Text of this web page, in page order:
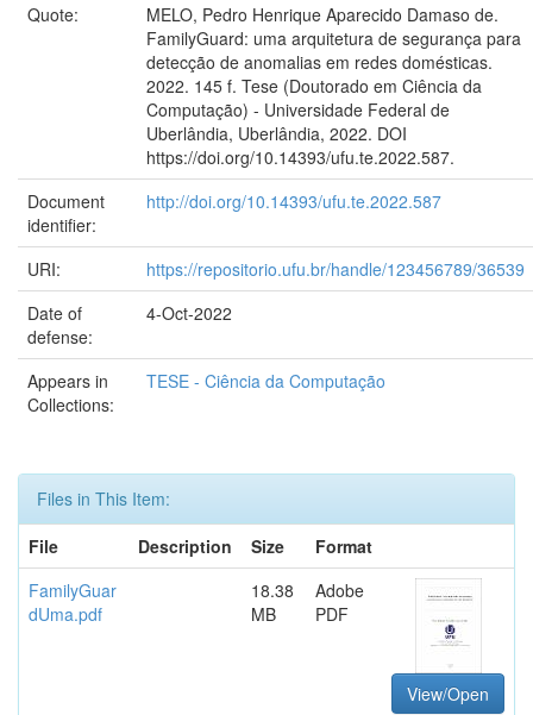
Quote:
MELO, Pedro Henrique Aparecido Damaso de.
FamilyGuard: uma arquitetura de segurança para
detecção de anomalias em redes domésticas.
2022. 145 f. Tese (Doutorado em Ciência da
Computação) - Universidade Federal de
Uberlândia, Uberlândia, 2022. DOI
https://doi.org/10.14393/ufu.te.2022.587.
Document
identifier:
http://doi.org/10.14393/ufu.te.2022.587
URI:
https://repositorio.ufu.br/handle/123456789/36539
Date of
defense:
4-Oct-2022
Appears in
Collections:
TESE - Ciência da Computação
Files in This Item:
File
Description Size
Format
FamilyGuar
dUma.pdf
18.38
MB
Adobe
PDF
View/Open